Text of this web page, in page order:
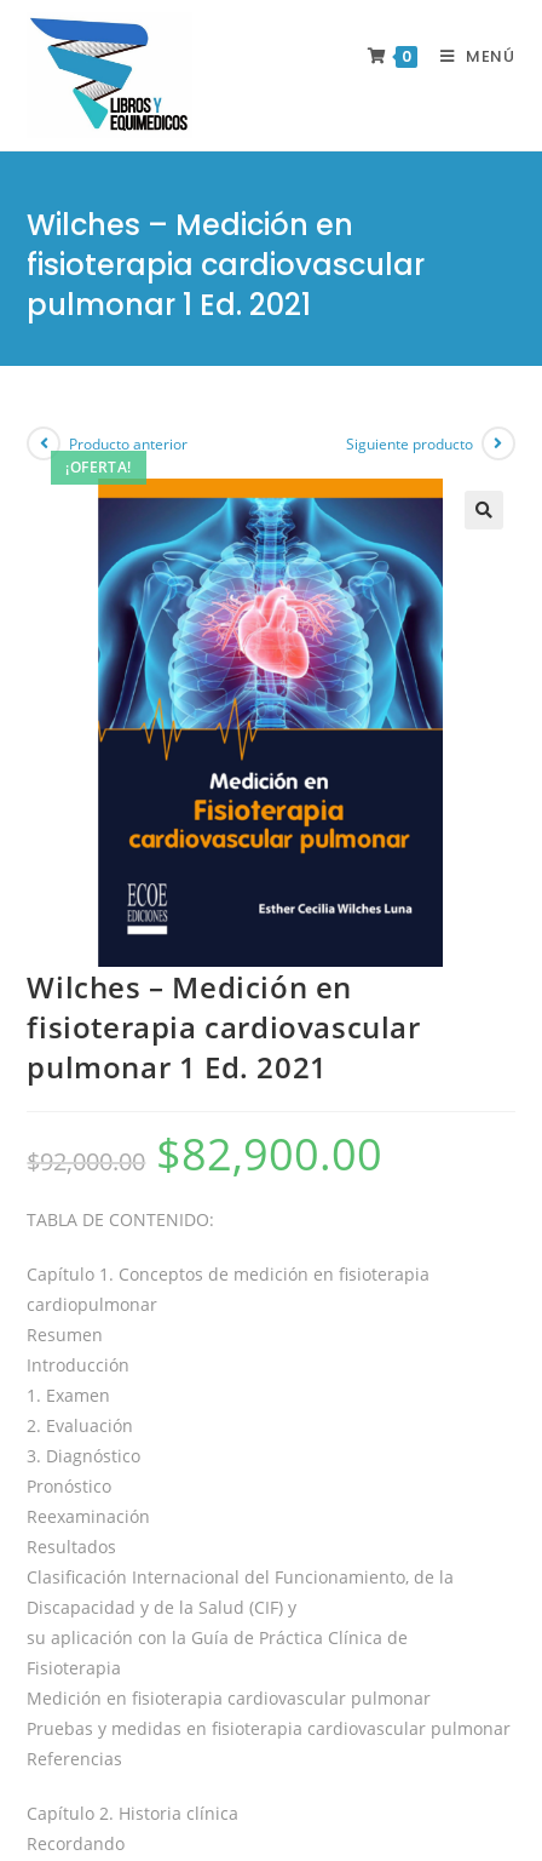
0 MENÚ
Wilches – Medición en
fisioterapia cardiovascular
pulmonar 1 Ed. 2021
¡OFERTA!
Producto anterior Siguiente producto
Wilches – Medición en
fisioterapia cardiovascular
pulmonar 1 Ed. 2021
$92,000.00 $82,900.00
TABLA DE CONTENIDO:
Capítulo 1. Conceptos de medición en fisioterapia
cardiopulmonar
Resumen
Introducción
1. Examen
2. Evaluación
3. Diagnóstico
Pronóstico
Reexaminación
Resultados
Clasificación Internacional del Funcionamiento, de la
Discapacidad y de la Salud (CIF) y
su aplicación con la Guía de Práctica Clínica de
Fisioterapia
Medición en fisioterapia cardiovascular pulmonar
Pruebas y medidas en fisioterapia cardiovascular pulmonar
Referencias
Capítulo 2. Historia clínica
Recordando